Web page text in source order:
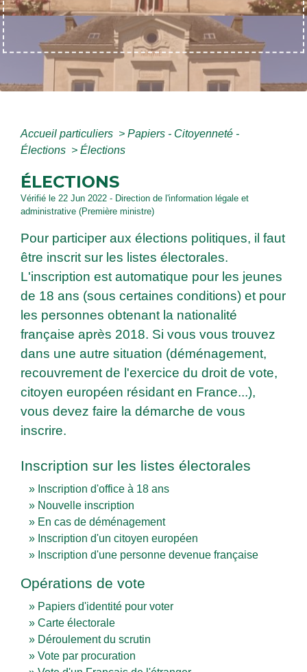
Accueil particuliers > Papiers - Citoyenneté -
Élections > Élections
ÉLECTIONS
Vérifié le 22 Jun 2022 - Direction de l'information légale et
administrative (Première ministre)
Pour participer aux élections politiques, il faut
être inscrit sur les listes électorales.
L'inscription est automatique pour les jeunes
de 18 ans (sous certaines conditions) et pour
les personnes obtenant la nationalité
française après 2018. Si vous vous trouvez
dans une autre situation (déménagement,
recouvrement de l'exercice du droit de vote,
citoyen européen résidant en France...),
vous devez faire la démarche de vous
inscrire.
Inscription sur les listes électorales
Inscription d'office à 18 ans
Nouvelle inscription
En cas de déménagement
Inscription d'un citoyen européen
Inscription d'une personne devenue française
Opérations de vote
Papiers d'identité pour voter
Carte électorale
Déroulement du scrutin
Vote par procuration